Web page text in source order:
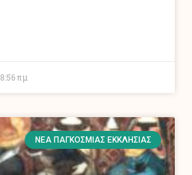
8:56 πμ
ΝΈΑ ΠΑΓΚΌΣΜΙΑΣ ΕΚΚΛΗΣΊΑΣ